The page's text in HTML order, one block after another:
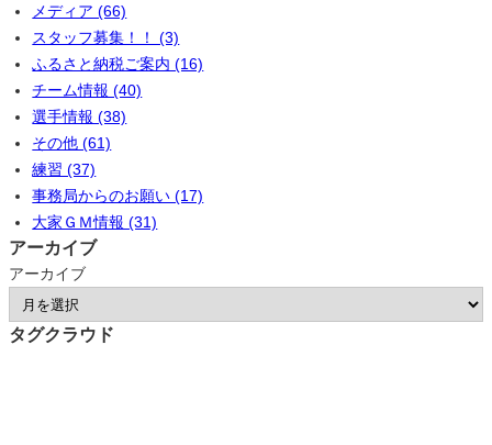
メディア (66)
スタッフ募集！！ (3)
ふるさと納税ご案内 (16)
チーム情報 (40)
選手情報 (38)
その他 (61)
練習 (37)
事務局からのお願い (17)
大家ＧＭ情報 (31)
アーカイブ
アーカイブ
タグクラウド